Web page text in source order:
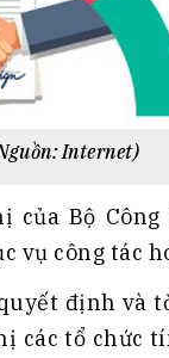
Internet)
Bộ Công
vụ công tác
định và
các tổ chức